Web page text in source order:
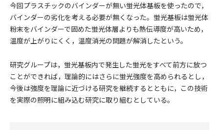
今回プラスチックのバインダーが無い蛍光体基板を使ったので，
バインダーの劣化を考える必要が無くなった。蛍光基板は蛍光体
粉末をバインダーで固めた蛍光体層よりも熱伝導度が高いため，
温度が上がりにくく，温度消光の問題が解消したという。
研究グループは，蛍光基板内で発生した蛍光をすべて前方に放つ
ことができれば，理論的にはさらに蛍光強度を高められるとし，
今後は強度を理論に近づける研究を継続するとともに，この技術
を実際の照明に組み込む研究に取り組むとしている。